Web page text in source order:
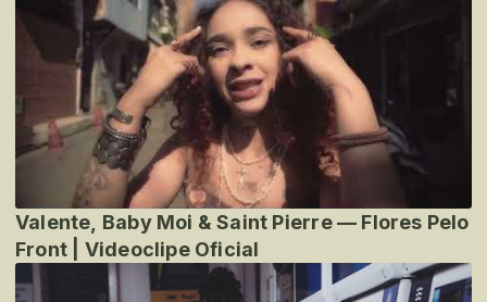
Valente, Baby Moi & Saint Pierre — Flores Pelo
Front | Videoclipe Oficial